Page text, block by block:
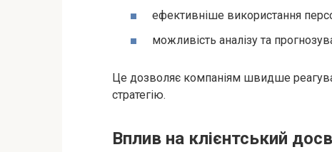
ефективніше використання
можливість аналізу та
Це дозволяє компаніям швидше
стратегію.
Вплив на клієнтський